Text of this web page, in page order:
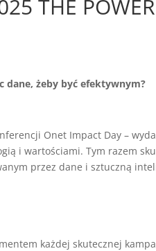
THE
dane, żeby być efektywnym?
Onet Impact Day –
i wartościami. Tym razem
przez dane i sztuczną
każdej skutecznej